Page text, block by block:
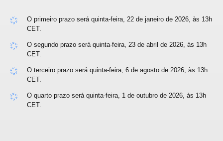
O primeiro prazo será quinta-feira, 22 de janeiro de 2026, às 13h
CET.
O segundo prazo será quinta-feira, 23 de abril de 2026, às 13h
CET.
O terceiro prazo será quinta-feira, 6 de agosto de 2026, às 13h
CET.
O quarto prazo será quinta-feira, 1 de outubro de 2026, às 13h
CET.